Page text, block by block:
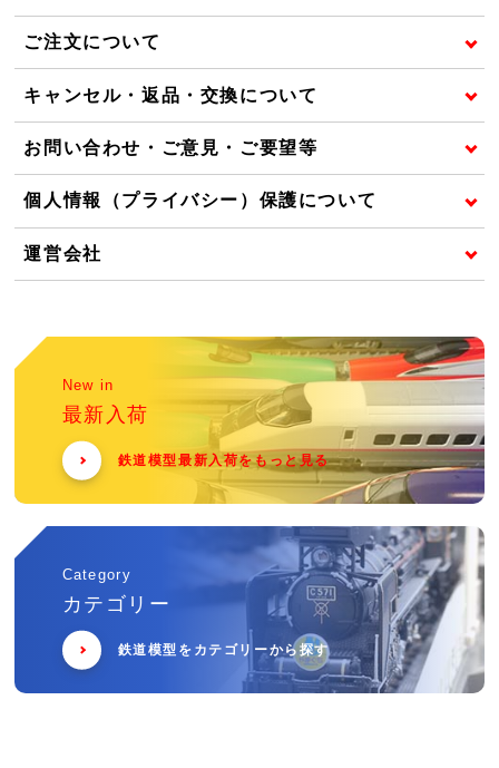
ご注文について
キャンセル・返品・交換について
お問い合わせ・ご意見・ご要望等
個人情報（プライバシー）保護について
運営会社
New in
最新入荷
鉄道模型最新入荷をもっと見る
Category
カテゴリー
鉄道模型をカテゴリーから探す